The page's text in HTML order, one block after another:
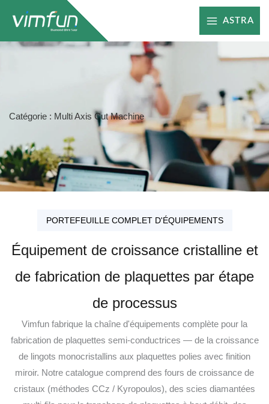
content
ASTRA
Catégorie : Multi Axis Cut Machine
PORTEFEUILLE COMPLET D'ÉQUIPEMENTS
Équipement de croissance cristalline et
de fabrication de plaquettes par étape
de processus
Vimfun fabrique la chaîne d'équipements complète pour la
fabrication de plaquettes semi-conductrices — de la croissance
de lingots monocristallins aux plaquettes polies avec finition
miroir. Notre catalogue comprend des fours de croissance de
cristaux (méthodes CCz / Kyropoulos), des scies diamantées